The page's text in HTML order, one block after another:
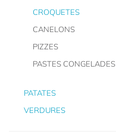
CROQUETES
CANELONS
PIZZES
PASTES CONGELADES
PATATES
VERDURES